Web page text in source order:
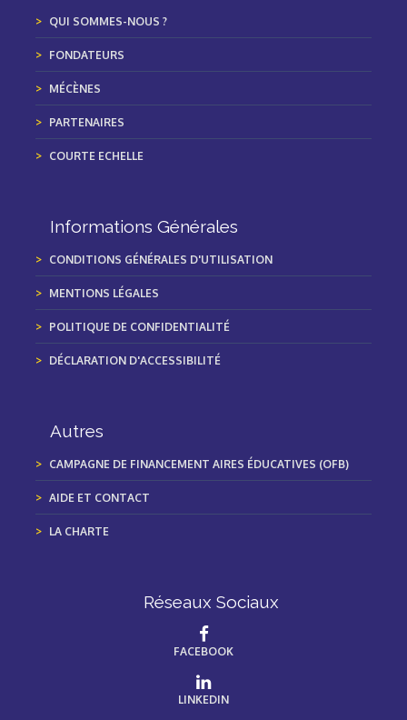
QUI SOMMES-NOUS ?
FONDATEURS
MÉCÈNES
PARTENAIRES
COURTE ECHELLE
Informations Générales
CONDITIONS GÉNÉRALES D'UTILISATION
MENTIONS LÉGALES
POLITIQUE DE CONFIDENTIALITÉ
DÉCLARATION D'ACCESSIBILITÉ
Autres
CAMPAGNE DE FINANCEMENT AIRES ÉDUCATIVES (OFB)
AIDE ET CONTACT
LA CHARTE
Réseaux Sociaux
FACEBOOK
LINKEDIN